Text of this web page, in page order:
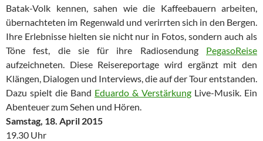
Batak-Volk kennen, sahen wie die Kaffeebauern arbeiten,
übernachteten im Regenwald und verirrten sich in den Bergen.
Ihre Erlebnisse hielten sie nicht nur in Fotos, sondern auch als
Töne fest, die sie für ihre Radiosendung PegasoReise
aufzeichneten. Diese Reisereportage wird ergänzt mit den
Klängen, Dialogen und Interviews, die auf der Tour entstanden.
Dazu spielt die Band Eduardo & Verstärkung Live-Musik. Ein
Abenteuer zum Sehen und Hören.
Samstag, 18. April 2015
19.30 Uhr